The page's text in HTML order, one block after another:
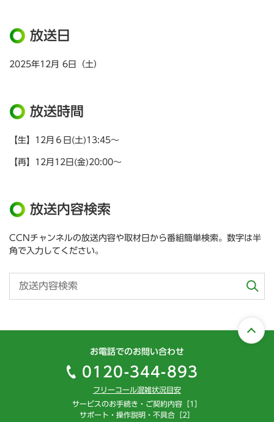
放送日
2025年12月 6日（土）
放送時間
【生】12月６日(土)13:45～
【再】12月12日(金)20:00～
放送内容検索
CCNチャンネルの放送内容や取材日から番組簡単検索。数字は半
角で入力してください。
お電話でのお問い合わせ
0120-344-893
フリーコール混雑状況目安
サービスのお手続き・ご契約内容［1］
サポート・操作説明・不具合［2］